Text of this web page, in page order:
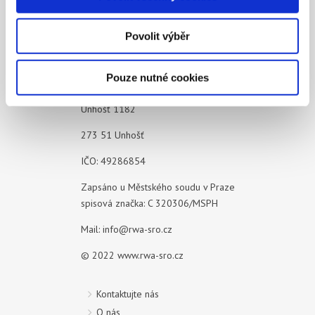
získali v důsledku toho, že používáte jejich služby.
Povolit výběr
Pouze nutné cookies
RWA Czechia s.r.o.
Unhošť 1182
273 51 Unhošť
IČO: 49286854
Zapsáno u Městského soudu v Praze
spisová značka: C 320306/MSPH
Mail: info@rwa-sro.cz
© 2022 www.rwa-sro.cz
Kontaktujte nás
O nás